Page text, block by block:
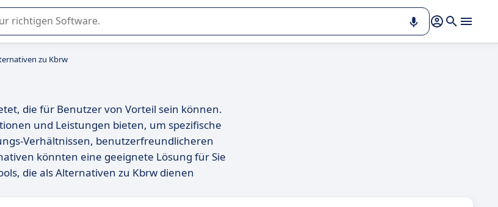
Auswahl von SaaS-Software in Unternehmen.
zu Kbrw
die für Benutzer von Vorteil sein können.
und Leistungen bieten, um spezifische
Verhältnissen, benutzerfreundlicheren
könnten eine geeignete Lösung für Sie
die als Alternativen zu Kbrw dienen